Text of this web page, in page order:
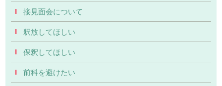
接見面会について
釈放してほしい
保釈してほしい
前科を避けたい